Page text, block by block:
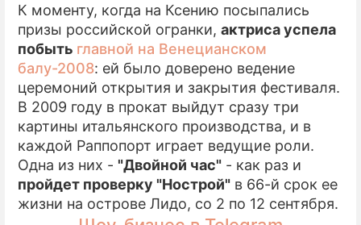
К моменту, когда на Ксению посыпались
призы российской огранки, актриса успела
побыть главной на Венецианском
балу-2008: ей было доверено ведение
церемоний открытия и закрытия фестиваля.
В 2009 году в прокат выйдут сразу три
картины итальянского производства, и в
каждой Раппопорт играет ведущие роли.
Одна из них - "Двойной час" - как раз и
пройдет проверку "Нострой" в 66-й срок ее
жизни на острове Лидо, со 2 по 12 сентября.